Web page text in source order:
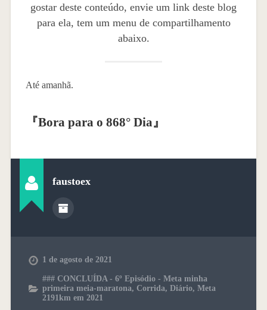
gostar deste conteúdo, envie um link deste blog
para ela, tem um menu de compartilhamento
abaixo.
Até amanhã.
『Bora para o 868° Dia』
faustoex
1 de agosto de 2021
### CONCLUÍDA - 6º Episódio - Meta minha
primeira meia-maratona, Corrida, Diário, Meta
2191km em 2021